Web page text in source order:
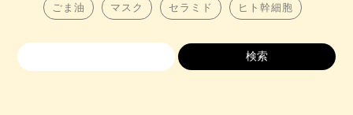
ごま油 マスク セラミド ヒト幹細胞